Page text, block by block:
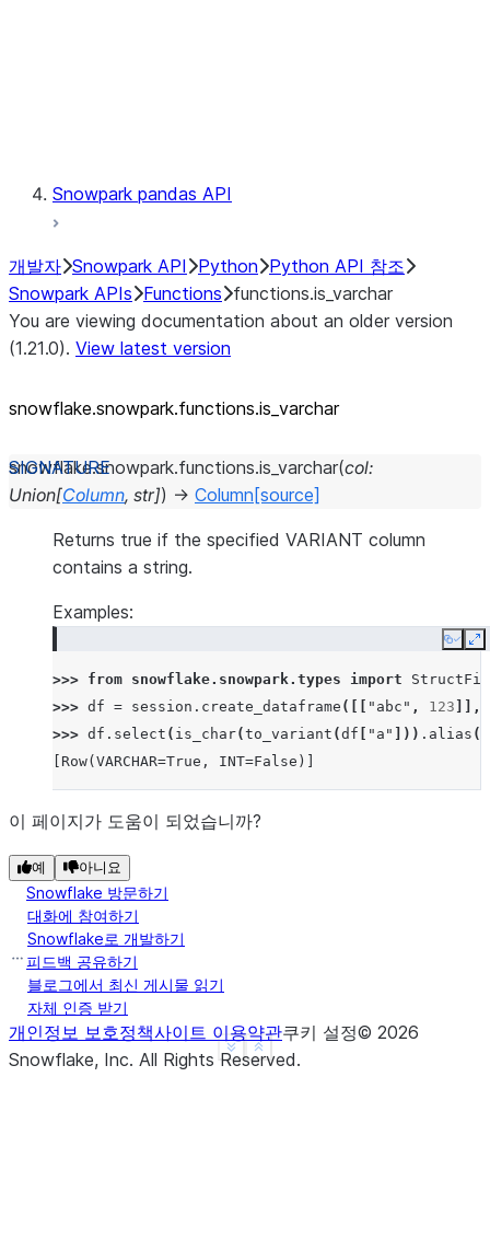
Snowpark pandas API
개발자 Snowpark API Python Python API 참조
Snowpark APIs Functions functions.is_varchar
You are viewing documentation about an older version
(1.21.0). View latest version
snowflake.snowpark.functions.is_ varchar
snowflake.snowpark.functions.is_varchar(col:
Union[Column, str]) → Column [source]
Returns true if the specified VARIANT column
contains a string.
Examples:
Copy
>>> from snowflake.snowpark.types import
>>> df = session . create_dataframe ([[ "abc" , 123 ]],
>>> df . select ( is_char(to_variant (df "a" ])) . alias (
[Row(VARCHAR=True, INT=False)]
Show less
See more
이 페이지가 도움이 되었습니까?
예 아니요
Snowflake 방문하기
대화에 참여하기
Snowflake로 개발하기
피드백 공유하기
블로그에서 최신 게시물 읽기
자체 인증 받기
개인정보 보호정책사이트 이용약관쿠키 설정© 2026
Snowflake, Inc. All Rights Reserved.